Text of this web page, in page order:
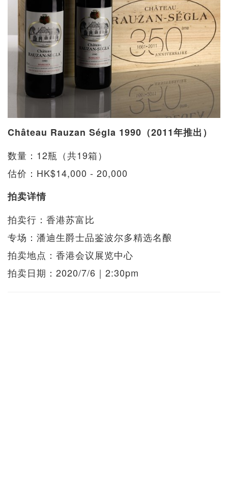
Château Rauzan Ségla 1990（2011年推出）
数量：12瓶（共19箱）
估价：HK$14,000 - 20,000
拍卖详情
拍卖行：香港苏富比
专场：潘迪生爵士品鉴波尔多精选名酿
拍卖地点：香港会议展览中心
拍卖日期：2020/7/6｜2:30pm